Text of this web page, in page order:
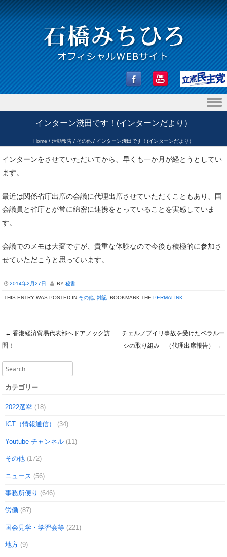
インターン淺田です！(インターンだより）
Home /活動報告 / その他 / インターン淺田です！(インターンだより）
インターンをさせていただいてから、早くも一か月が経とうとしてい
ます。
最近は関係省庁出席の会議に代理出席させていただくこともあり、国
会議員と省庁とが常に綿密に連携をとっていることを実感していま
す。
会議でのメモは大変ですが、貴重な体験なので今後も積極的に参加さ
せていただこうと思っています。
2014年2月27日 BY 秘書
THIS ENTRY WAS POSTED IN その他 雑記 . BOOKMARK THE PERMALINK
Post navigation
← 香港経済貿易代表部へドアノック訪
問！
チェルノブイリ事故を受けたベラルー
シの取り組み （代理出席報告）
→
Search
カテゴリー
2022選挙 (18)
ICT（情報通信） (34)
Youtube チャンネル (11)
その他 (172)
ニュース (56)
事務所便り (646)
労働 (87)
国会見学・学習会等 (221)
地方 (9)